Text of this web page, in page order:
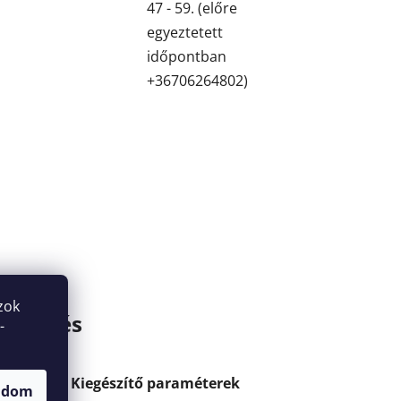
47 - 59. (előre
egyeztetett
időpontban
+36706264802)
Kiegészítő paraméterek